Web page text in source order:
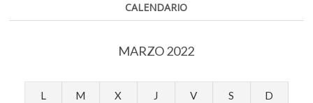
CALENDARIO
MARZO 2022
L M X J V S D